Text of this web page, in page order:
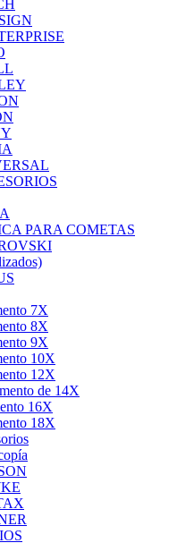
PARA COMETAS
7X
8X
9X
10X
12X
de 14X
16X
18X